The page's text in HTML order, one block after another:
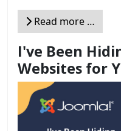
Read more …
I've Been
Websites for